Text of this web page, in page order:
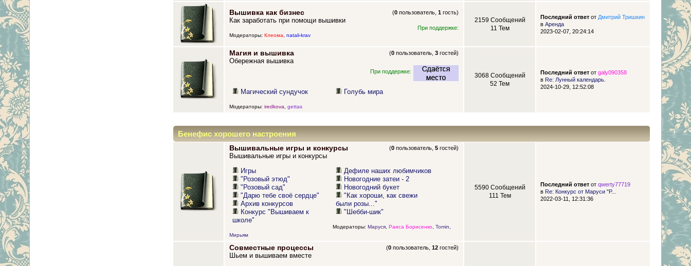
Вышивка как бизнес (0 пользователь,1 гость)
Как заработать при помощи вышивки
При поддержке:
Модераторы: Клеома, natali-krav
2159 Сообщений
11 Тем
Последний ответот Дмитрий Тришкин
в Аренда
2023-02-07, 20:24:14
Магия и вышивка (0 пользователь,3 гостей)
Обережная вышивка
При поддержке:
Магический сундучок Голубь мира
Модераторы: iredkova gettas
3068 Сообщений
52 Тем
Последний ответот galy090358
в Re: Лунный календарь.
2024-10-29, 12:52:08
Бенефис хорошего настроения
Вышивальные игры и конкурсы (0 пользователь,5 гостей)
Вышивальные игры и конкурсы
Игры
"Розовый этюд"
"Розовый сад"
"Дарю тебе своё сердце"
Архив конкурсов
Конкурс "Вышиваем к
школе"
Дефиле наших любимчиков
Новогодние затеи - 2
Новогодний букет
"Как хороши, как свежи
были розы..."
"Шебби-шик"
Модераторы: Маруся, Раиса Борисенко, Tomin
Мирьям
5590 Сообщений
111 Тем
Последний ответот qwerty77719
в Re: Конкурс от Маруси "Р...
2022-03-11, 12:31:36
Совместные процессы (0 пользователь,12 гостей)
Шьем и вышиваем вместе